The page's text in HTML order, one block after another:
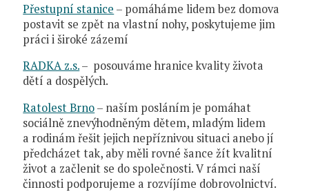
Přestupní stanice – pomáháme lidem bez domova
postavit se zpět na vlastní nohy, poskytujeme jim
práci i široké zázemí
RADKA z.s.– posouváme hranice kvality života
dětí a dospělých.
Ratolest Brno– naším posláním je pomáhat
sociálně znevýhodněným dětem, mladým lidem
a rodinám řešit jejich nepříznivou situaci anebo jí
předcházet tak, aby měli rovné šance žít kvalitní
život a začlenit se do společnosti. V rámci naší
činnosti podporujeme a rozvíjíme dobrovolnictví.